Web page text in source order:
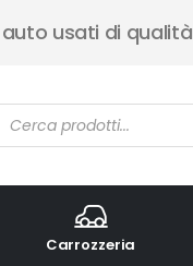
usati di qualità
prodotti
Carrozzeria